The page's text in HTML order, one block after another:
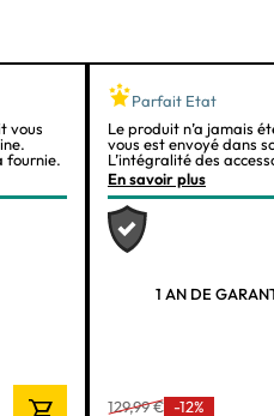
vous
fournie.
Parfait Etat
Le produit n’a jamais
vous est envoyé dans
L’intégralité des
En savoir plus
1 AN DE
129,99 € -12%